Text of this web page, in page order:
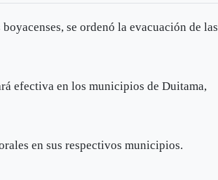
se ordenó la evacuación de las
efectiva en los municipios de Duitama,
en sus respectivos municipios.